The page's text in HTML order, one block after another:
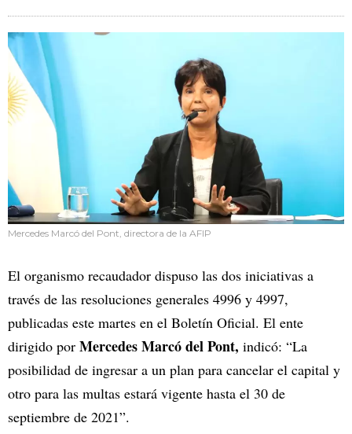
Mercedes Marcó del Pont, directora de la AFIP
El organismo recaudador dispuso las dos iniciativas a
través de las resoluciones generales 4996 y 4997,
publicadas este martes en el Boletín Oficial. El ente
dirigido por Mercedes Marcó del Pont, indicó: “La
posibilidad de ingresar a un plan para cancelar el capital y
otro para las multas estará vigente hasta el 30 de
septiembre de 2021”.